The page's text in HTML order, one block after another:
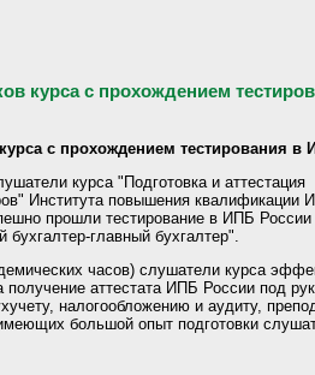
курса с прохождением
с прохождением тестирования в
курса "Подготовка и аттестация
Института повышения квалификации
прошли тестирование в ИПБ России
главный бухгалтер".
часов) слушатели курса
получение аттестата ИПБ России под
налогообложению и аудиту,
большой опыт подготовки